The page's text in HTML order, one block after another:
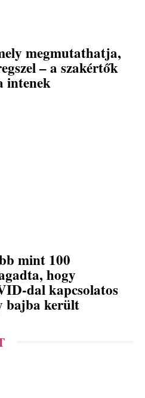
megmutathatja,
– a szakértők
intenek
mint 100
hogy
dal kapcsolatos
bajba került